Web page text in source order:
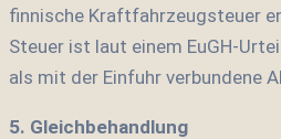
finnische Kraftfahrzeugsteuer
Steuer ist laut einem EuGH-
als mit der Einfuhr verbundene
5. Gleichbehandlung